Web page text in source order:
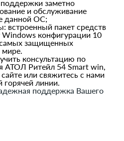
заметно
и обслуживание
данной ОС;
встроенный пакет средств
конфигурации 10
самых защищенных
мире.
консультацию по
АТОЛ Ритейл 54 Smart win,
сайте или свяжитесь с нами
горячей линии.
поддержка Вашего